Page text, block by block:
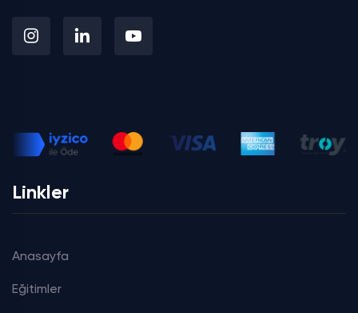
Linkler
Anasayfa
Eğitimler